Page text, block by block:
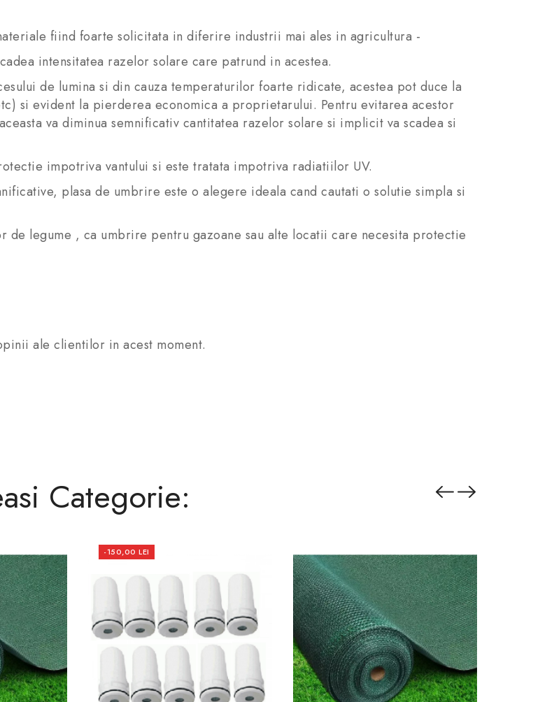
fiind foarte solicitata in diferire industrii mai ales in agricultura -
intensitatea razelor solare care patrund in acestea.
de lumina si din cauza temperaturilor foarte ridicate, acestea pot duce la
si evident la pierderea economica a proprietarului. Pentru evitarea acestor
va diminua semnificativ cantitatea razelor solare si implicit va scadea si
impotriva vantului si este tratata impotriva radiatiilor UV.
plasa de umbrire este o alegere ideala cand cautati o solutie simpla si
legume , ca umbrire pentru gazoane sau alte locatii care necesita protectie
ale clientilor in acest moment.
Categorie:
-150,00 LEI